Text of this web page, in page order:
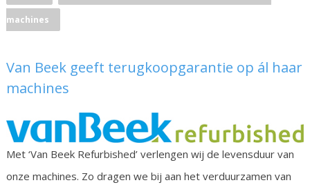
machines
Van Beek geeft terugkoopgarantie op ál haar
machines
Met ‘Van Beek Refurbished’ verlengen wij de levensduur van
onze machines. Zo dragen we bij aan het verduurzamen van